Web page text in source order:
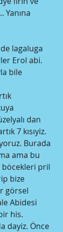
Yanına
lagaluga
Erol abi.
bile
dan
7 kısıyiz.
Burada
ama bu
böcekleri pril
bize
görsel
Abidesi
his.
dayiz. Önce